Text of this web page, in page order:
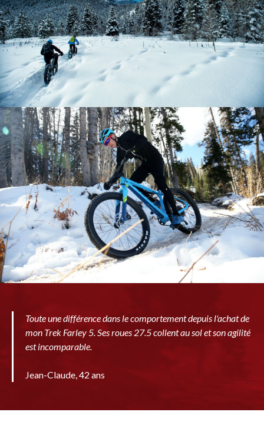
Toute une différence dans le comportement depuis l'achat de
mon Trek Farley 5. Ses roues 27.5 collent au sol et son agilité
est incomparable.
Jean-Claude, 42 ans